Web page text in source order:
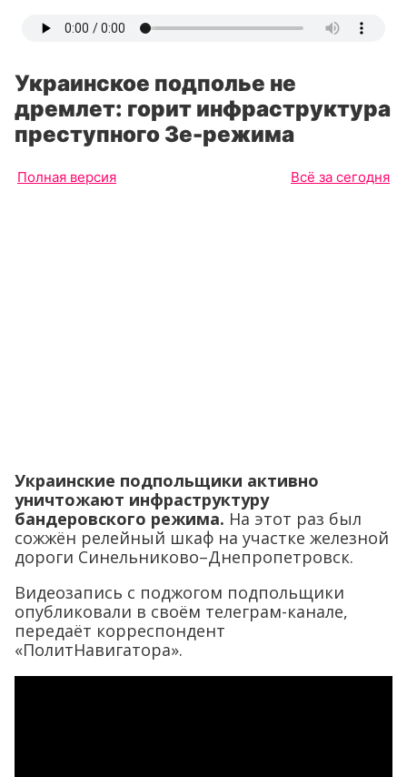
Украинское подполье не
дремлет: горит инфраструктура
преступного Зе-режима
Полная версия Всё за сегодня
Украинские подпольщики активно
уничтожают инфраструктуру
бандеровского режима. На этот раз был
сожжён релейный шкаф на участке железной
дороги Синельниково–Днепропетровск.
Видеозапись с поджогом подпольщики
опубликовали в своём телеграм-канале,
передаёт корреспондент
«ПолитНавигатора».